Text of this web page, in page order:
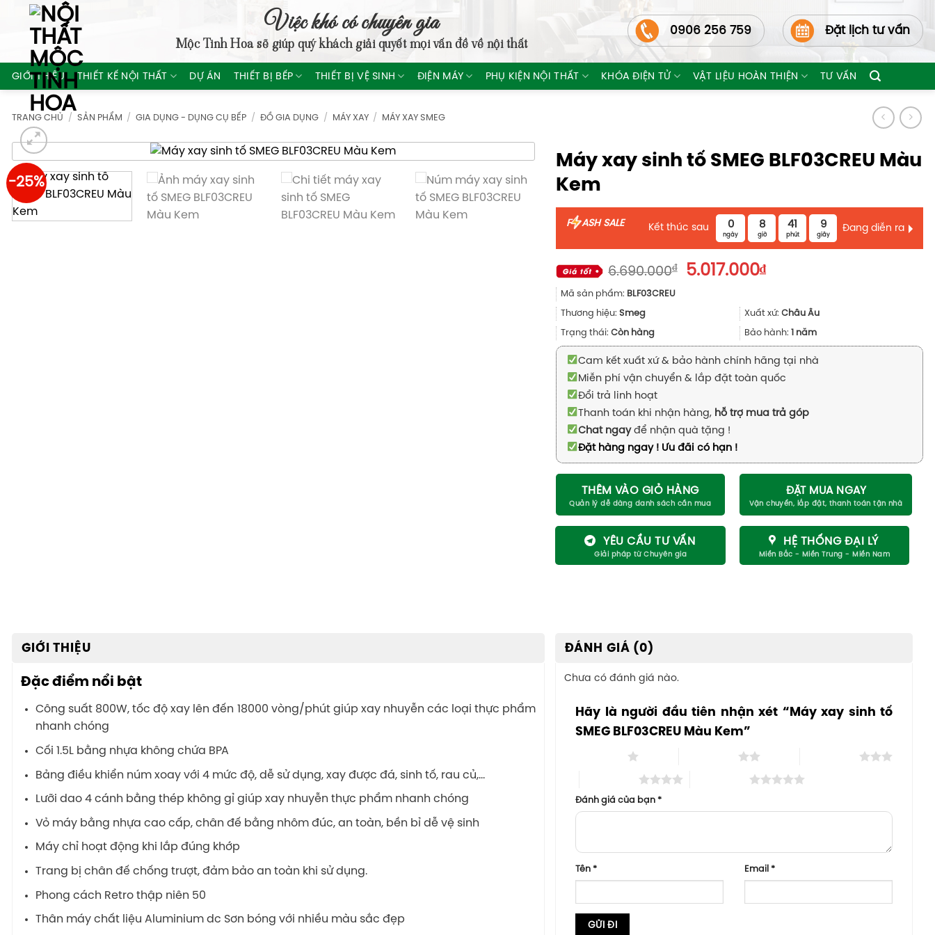
content
Việc khó có chuyên gia
Mộc Tinh Hoasẽ giúp quý khách giải quyết mọi vấn đề về nội thất
0906 256 759 Đặt lịch tư vấn
GIỚI THIỆU THIẾT KẾ NỘI THẤT DỰ ÁN THIẾT BỊ BẾP THIẾT BỊ VỆ SINH ĐIỆN MÁY PHỤ KIỆN NỘI THẤT KHÓA ĐIỆN TỬ VẬT LIỆU HOÀN THIỆN TƯ VẤN
TRANG CHỦ / SẢN PHẨM / GIA DỤNG - DỤNG CỤ BẾP / ĐỒ GIA DỤNG / MÁY XAY / MÁY XAY SMEG
-25%
Máy xay sinh tố SMEG BLF03CREU Màu
Kem
F ASH SALE Kết thúc sau 0
ngày
8
giờ
41
phút
8
giây
Đang diễn ra
6.690.000₫
Giá
6.690.000₫.
5.017.000₫Giá
là:
5.017.000₫.
Mã sản phẩm: BLF03CREU
Thương hiệu: Smeg Xuất xứ: Châu Âu
Trạng thái: Còn hàng Bảo hành: 1 năm
Cam kết xuất xứ & bảo hành chính hãng tại nhà
Miễn phí vận chuyển & lắp đặt toàn quốc
Đổi trả linh hoạt
Thanh toán khi nhận hàng, hỗ trợ mua trả góp
Chat ngayđể nhận quà tặng !
Đặt hàng ngay ! Ưu đãi có hạn !
THÊM VÀO GIỎ HÀNG ĐẶT MUA NGAY
YÊU CẦU TƯ VẤN HỆ THỐNG ĐẠI LÝ
GIỚI THIỆU
Đặc điểm nổi bật
Công suất 800W, tốc độ xay lên đến 18000 vòng/phút giúp xay nhuyễn các loại thực phẩm
nhanh chóng
Cối 1.5L bằng nhựa không chứa BPA
Bảng điều khiển núm xoay với 4 mức độ, dễ sử dụng, xay được đá, sinh tố, rau củ,…
Lưỡi dao 4 cánh bằng thép không gỉ giúp xay nhuyễn thực phẩm nhanh chóng
Vỏ máy bằng nhựa cao cấp, chân đế bằng nhôm đúc, an toàn, bền bỉ dễ vệ sinh
Máy chỉ hoạt động khi lắp đúng khớp
Trang bị chân đế chống trượt, đảm bảo an toàn khi sử dụng.
Phong cách Retro thập niên 50
Thân máy chất liệu Aluminium dc Sơn bóng với nhiều màu sắc đẹp
ĐÁNH GIÁ (0)
Chưa có đánh giá nào.
Hãy là người đầu tiên nhận xét “Máy xay sinh tố
SMEG BLF03CREU Màu Kem”
Đánh giá của bạn*
Tên* Email*